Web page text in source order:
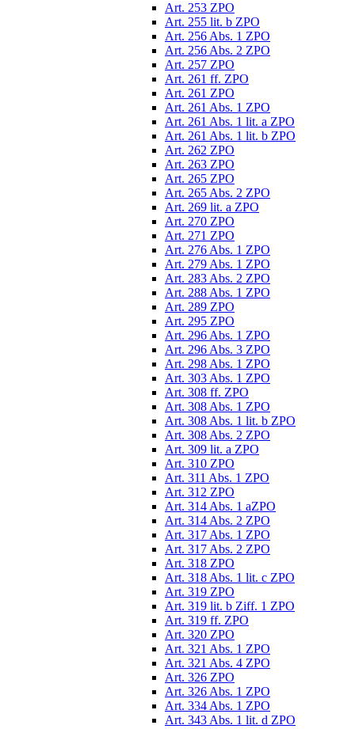
Art. 253 ZPO
Art. 255 lit. b ZPO
Art. 256 Abs. 1 ZPO
Art. 256 Abs. 2 ZPO
Art. 257 ZPO
Art. 261 ff. ZPO
Art. 261 ZPO
Art. 261 Abs. 1 ZPO
Art. 261 Abs. 1 lit. a ZPO
Art. 261 Abs. 1 lit. b ZPO
Art. 262 ZPO
Art. 263 ZPO
Art. 265 ZPO
Art. 265 Abs. 2 ZPO
Art. 269 lit. a ZPO
Art. 270 ZPO
Art. 271 ZPO
Art. 276 Abs. 1 ZPO
Art. 279 Abs. 1 ZPO
Art. 283 Abs. 2 ZPO
Art. 288 Abs. 1 ZPO
Art. 289 ZPO
Art. 295 ZPO
Art. 296 Abs. 1 ZPO
Art. 296 Abs. 3 ZPO
Art. 298 Abs. 1 ZPO
Art. 303 Abs. 1 ZPO
Art. 308 ff. ZPO
Art. 308 Abs. 1 ZPO
Art. 308 Abs. 1 lit. b ZPO
Art. 308 Abs. 2 ZPO
Art. 309 lit. a ZPO
Art. 310 ZPO
Art. 311 Abs. 1 ZPO
Art. 312 ZPO
Art. 314 Abs. 1 aZPO
Art. 314 Abs. 2 ZPO
Art. 317 Abs. 1 ZPO
Art. 317 Abs. 2 ZPO
Art. 318 ZPO
Art. 318 Abs. 1 lit. c ZPO
Art. 319 ZPO
Art. 319 lit. b Ziff. 1 ZPO
Art. 319 ff. ZPO
Art. 320 ZPO
Art. 321 Abs. 1 ZPO
Art. 321 Abs. 4 ZPO
Art. 326 ZPO
Art. 326 Abs. 1 ZPO
Art. 334 Abs. 1 ZPO
Art. 343 Abs. 1 lit. d ZPO